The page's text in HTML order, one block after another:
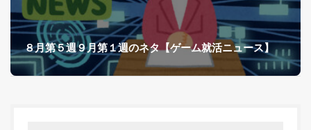
８月第５週９月第１週のネタ【ゲーム就活ニュース】